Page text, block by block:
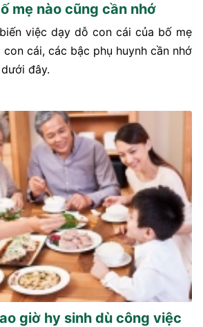
mẹ nào cũng cần nhớ
việc dạy dỗ con cái của bố mẹ
cái, các bậc phụ huynh cần nhớ
đây.
giờ hy sinh dù công việc